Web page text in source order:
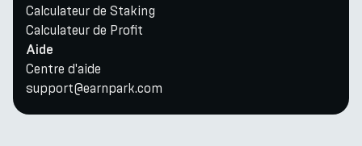
Calculateur de Staking
Calculateur de Profit
Aide
Centre d'aide
support@earnpark.com